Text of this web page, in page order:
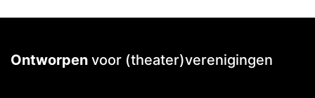
Ontworpen voor (theater)verenigingen